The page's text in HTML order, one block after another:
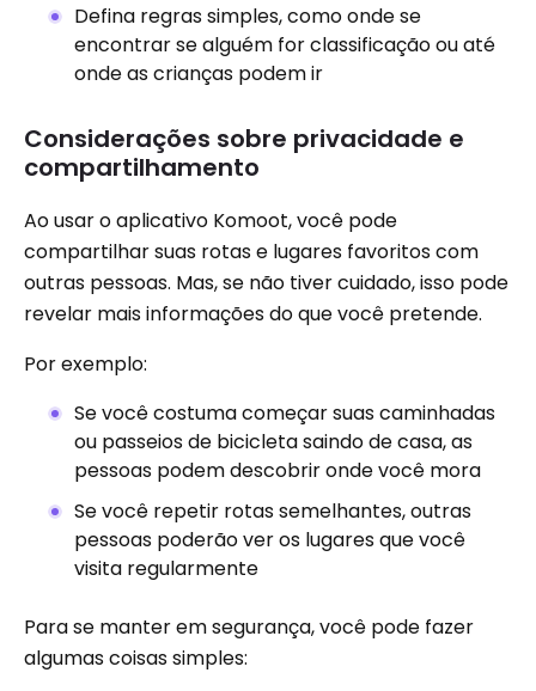
Defina regras simples, como onde se
encontrar se alguém for classificação ou até
onde as crianças podem ir
Considerações sobre privacidade e
compartilhamento
Ao usar o aplicativo Komoot, você pode
compartilhar suas rotas e lugares favoritos com
outras pessoas. Mas, se não tiver cuidado, isso pode
revelar mais informações do que você pretende.
Por exemplo:
Se você costuma começar suas caminhadas
ou passeios de bicicleta saindo de casa, as
pessoas podem descobrir onde você mora
Se você repetir rotas semelhantes, outras
pessoas poderão ver os lugares que você
visita regularmente
Para se manter em segurança, você pode fazer
algumas coisas simples: